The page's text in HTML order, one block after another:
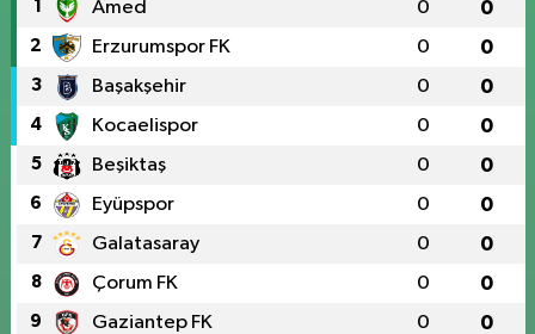
1 Amed 0 0
2 Erzurumspor FK 0 0
3 Başakşehir 0 0
4 Kocaelispor 0 0
5 Beşiktaş 0 0
6 Eyüpspor 0 0
7 Galatasaray 0 0
8 Çorum FK 0 0
9 Gaziantep FK 0 0